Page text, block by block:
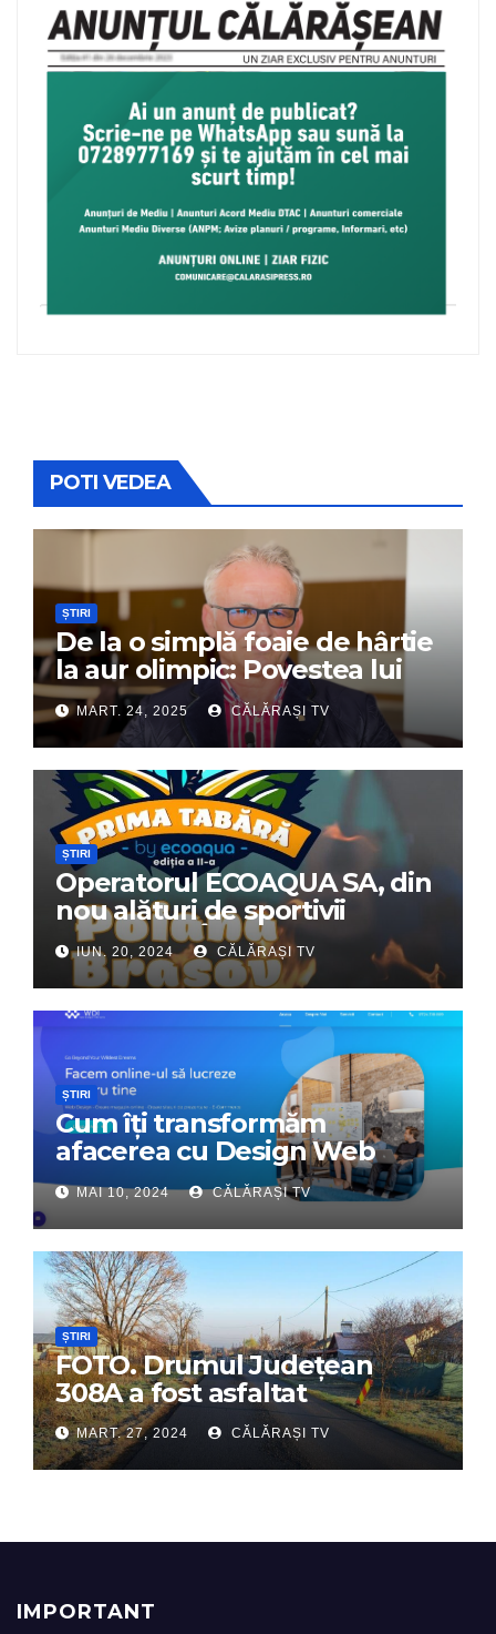
POTI VEDEA
ȘTIRI
De la o simplă foaie de hârtie
la aur olimpic: Povestea lui
Dumitru Chirilă
MART. 24, 2025 CĂLĂRAȘI TV
ȘTIRI
Operatorul ECOAQUA SA, din
nou alături de sportivii
călărășeni. Începe „Prima
Tabără”!
IUN. 20, 2024 CĂLĂRAȘI TV
ȘTIRI
Cum îți transformăm
afacerea cu Design Web
Interactiv – Partenerul tău
digital de încredere
MAI 10, 2024 CĂLĂRAȘI TV
ȘTIRI
FOTO. Drumul Județean
308A a fost asfaltat
MART. 27, 2024 CĂLĂRAȘI TV
IMPORTANT